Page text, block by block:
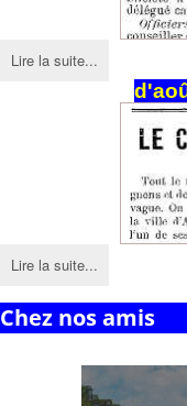
Lire la suite...
Lire la suite...
Chez nos amis